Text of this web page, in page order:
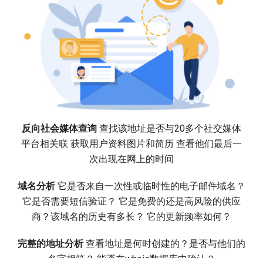
反向社会媒体查询 查找该地址是否与20多个社交媒体
平台相关联 获取用户资料图片和简历 查看他们最后一
次出现在网上的时间
域名分析它是否来自一次性或临时性的电子邮件域名？
它是否需要短信验证？ 它是免费的还是高风险的供应
商？该域名的历史有多长？ 它的更新频率如何？
完整的地址分析查看地址是何时创建的？是否与他们的